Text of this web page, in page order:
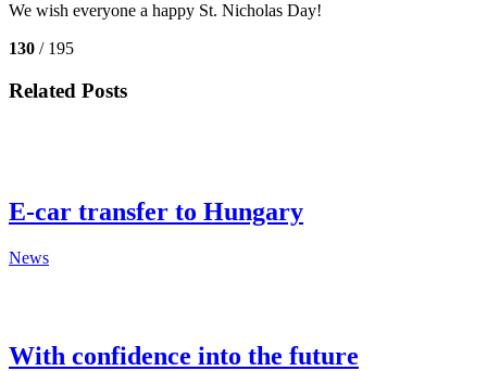
We wish everyone a happy St. Nicholas Day!
130 / 195
Related Posts
E-car transfer to Hungary
News
With confidence into the future